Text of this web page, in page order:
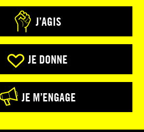
J’AGIS
JE DONNE
JE M’ENGAGE